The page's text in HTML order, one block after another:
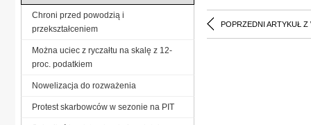
POPRZEDNI ARTYKUŁ Z
Chroni przed powodzią i
przekształceniem
Można uciec z ryczałtu na skalę z 12-
proc. podatkiem
Nowelizacja do rozważenia
Protest skarbowców w sezonie na PIT